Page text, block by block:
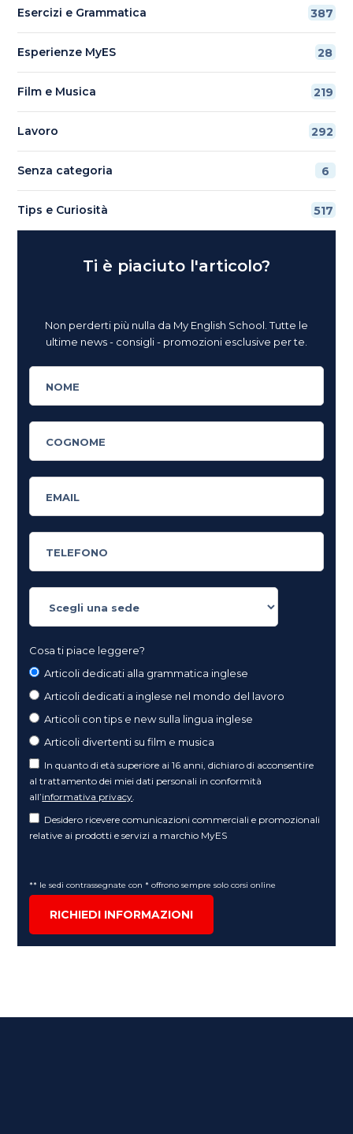
Esercizi e Grammatica 387
Esperienze MyES 28
Film e Musica 219
Lavoro 292
Senza categoria 6
Tips e Curiosità 517
Ti è piaciuto l'articolo?
Non perderti più nulla da My English School. Tutte le
ultime news - consigli - promozioni esclusive per te.
Cosa ti piace leggere?
Articoli dedicati alla grammatica inglese
Articoli dedicati a inglese nel mondo del lavoro
Articoli con tips e new sulla lingua inglese
Articoli divertenti su film e musica
In quanto di età superiore ai 16 anni, dichiaro di acconsentire
al trattamento dei miei dati personali in conformità
all’informativa privacy.
Desidero ricevere comunicazioni commerciali e promozionali
relative ai prodotti e servizi a marchio MyES
** le sedi contrassegnate con * offrono sempre solo corsi online
RICHIEDI INFORMAZIONI